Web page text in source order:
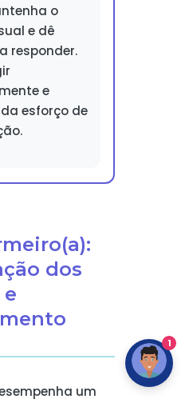
o
e dê
responder.
e
esforço de
dos
um
1